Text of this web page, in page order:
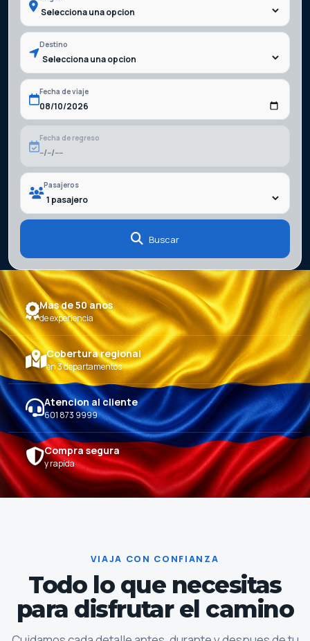
Destino
Fecha de viaje
Fecha de regreso
Pasajeros
Buscar
Mas de 50 anos
de experiencia
Cobertura regional
en 3 departamentos
Atencion al cliente
601 873 9999
Compra segura
y rapida
VIAJA CON CONFIANZA
Todo lo que necesitas
para disfrutar el camino